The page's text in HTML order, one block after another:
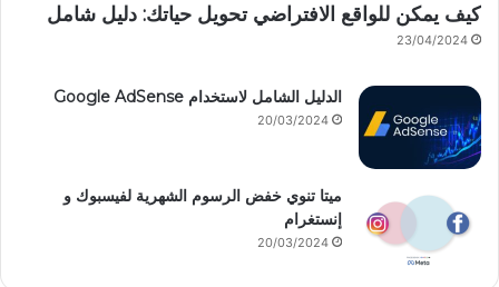
كيف يمكن للواقع الافتراضي تحويل حياتك: دليل شامل
23/04/2024
الدليل الشامل لاستخدام Google AdSense
20/03/2024
ميتا تنوي خفض الرسوم الشهرية لفيسبوك و
إنستغرام
20/03/2024